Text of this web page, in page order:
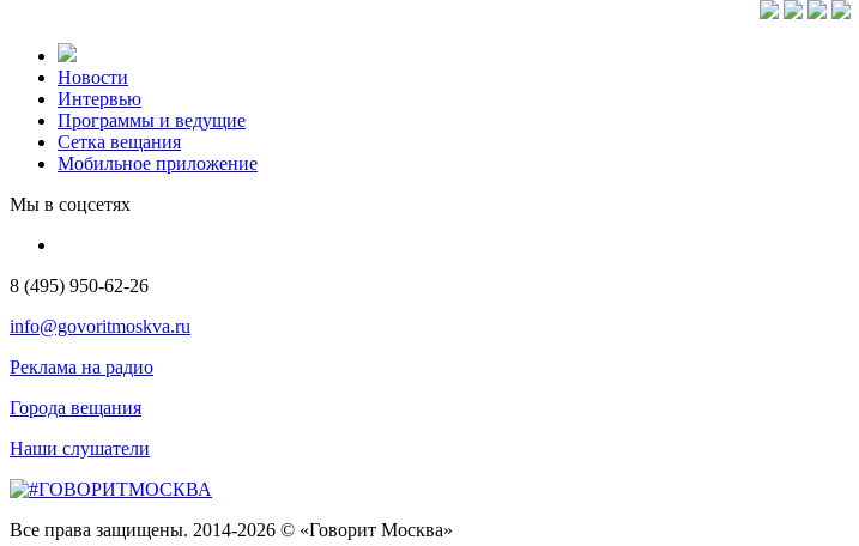
Новости
Интервью
Программы и ведущие
Сетка вещания
Мобильное приложение
Мы в соцсетях
8 (495) 950-62-26
info@govoritmoskva.ru
Реклама на радио
Города вещания
Наши слушатели
Все права защищены. 2014-2026 © «Говорит Москва»